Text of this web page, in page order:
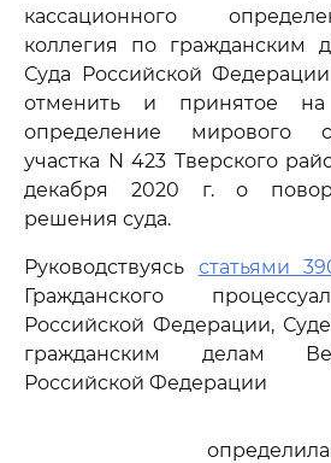
кассационного
коллегия по гражданским
Суда Российской
отменить и принятое
определение мирового
участка N 423 Тверского
декабря 2020 г. о
решения суда.
Руководствуясь статьями
Гражданского
Российской Федерации,
гражданским делам
Российской Федерации